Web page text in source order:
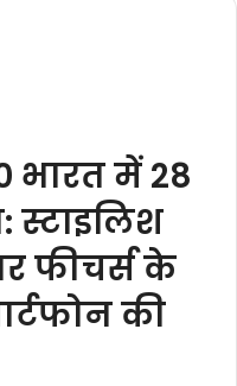
भारत में 28
स्टाइलिश
फीचर्स के
की